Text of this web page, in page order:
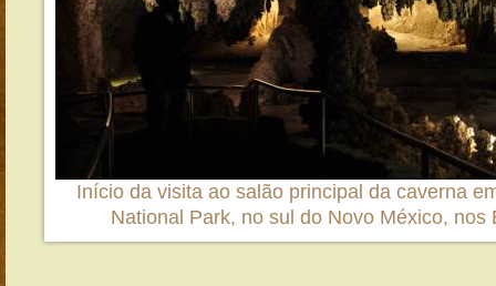
Início da visita ao salão principal da caverna
National Park, no sul do Novo México, nos